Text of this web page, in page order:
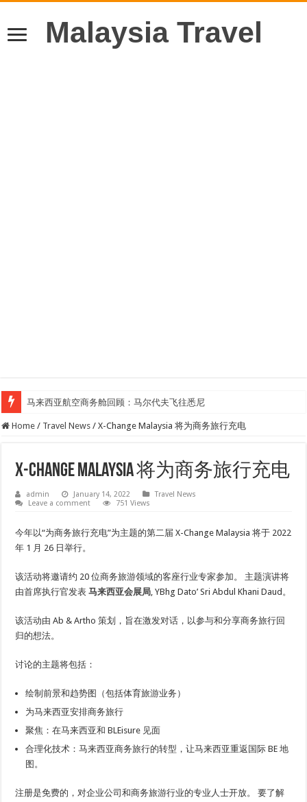
Malaysia Travel
马来西亚航空商务舱回顾：马尔代夫飞往悉尼
Home / Travel News / X-Change Malaysia 将为商务旅行充电
X-Change Malaysia 将为商务旅行充电
admin January 14, 2022
Travel News
Leave a comment
751 Views
今年以“为商务旅行充电”为主题的第二届 X-Change Malaysia 将于 2022
年 1 月 26 日举行。
该活动将邀请约 20 位商务旅游领域的客座行业专家参加。 主题演讲将
由首席执行官发表马来西亚会展局, YBhg Dato’ Sri Abdul Khani Daud。
该活动由 Ab & Artho 策划，旨在激发对话，以参与和分享商务旅行回
归的想法。
讨论的主题将包括：
绘制前景和趋势图（包括体育旅游业务）
为马来西亚安排商务旅行
聚焦：在马来西亚和 BLEisure 见面
合理化技术：马来西亚商务旅行的转型，让马来西亚重返国际 BE 地
图。
注册是免费的，对企业公司和商务旅游行业的专业人士开放。 要了解